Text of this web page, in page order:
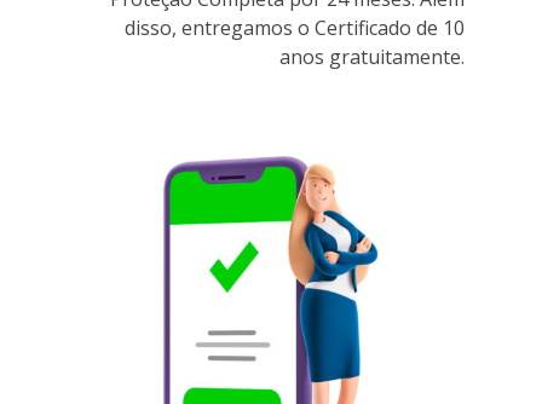
disso, entregamos o Certificado de 10
anos gratuitamente.